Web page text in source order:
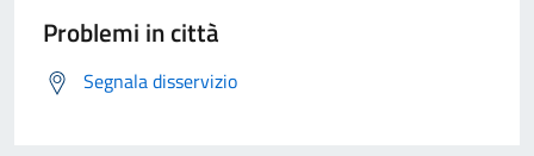
Problemi in città
Segnala disservizio